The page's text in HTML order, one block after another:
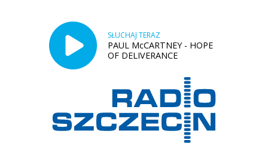
SŁUCHAJ TERAZ
PAUL McCARTNEY - HOPE
OF DELIVERANCE